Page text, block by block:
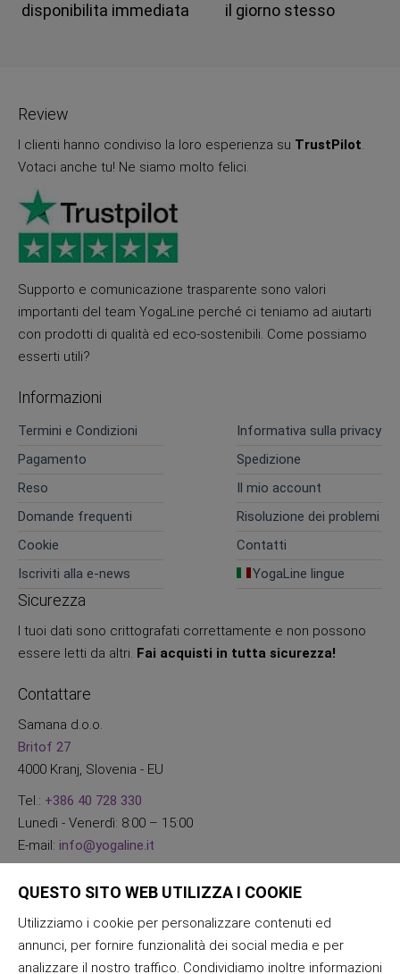
disponibilita immediata
il giorno stesso
Review
I clienti hanno condiviso la loro esperienza su TrustPilot.
Votaci anche tu! Ne siamo molto felici.
Supporto e comunicazione trasparente sono valori
importanti del team YogaLine perché ci teniamo ad aiutarti
con prodotti di qualità ed eco-sostenibili. Come possiamo
esserti utili?
Informazioni
Termini e Condizioni
Informativa sulla privacy
Pagamento
Spedizione
Reso
Il mio account
Domande frequenti
Risoluzione dei problemi
Cookie
Contatti
Iscriviti alla e-news
YogaLine lingue
Sicurezza
I tuoi dati sono crittografati correttamente e non possono
essere letti da altri. Fai acquisti in tutta sicurezza!
Contattare
Samana d.o.o.
Britof 27
4000 Kranj, Slovenia - EU
Tel.: +386 40 728 330
Lunedì - Venerdì: 8:00 – 15:00
E-mail: info@yogaline.it
QUESTO SITO WEB UTILIZZA I COOKIE
Utilizziamo i cookie per personalizzare contenuti ed
annunci, per fornire funzionalità dei social media e per
analizzare il nostro traffico. Condividiamo inoltre informazioni